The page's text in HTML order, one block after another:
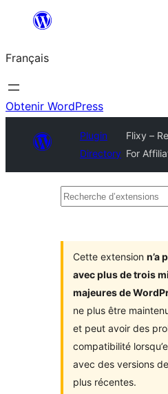
contenu
Français
Obtenir WordPress
Plugin
Directory
Flixy –
For
Recherche
Cette extension n’a
avec plus de trois
majeures de
ne plus être
et peut avoir des
compatibilité
avec des versions
plus récentes.